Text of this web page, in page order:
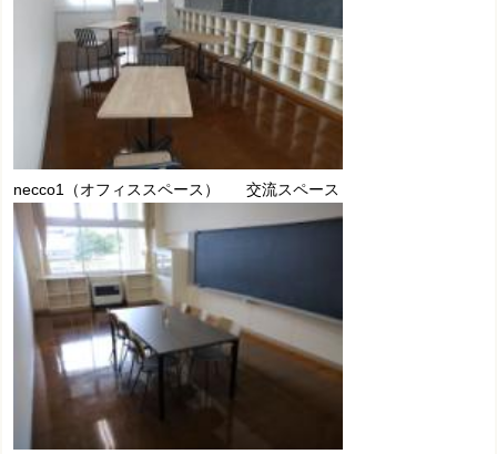
necco1（オフィススペース） 交流スペース